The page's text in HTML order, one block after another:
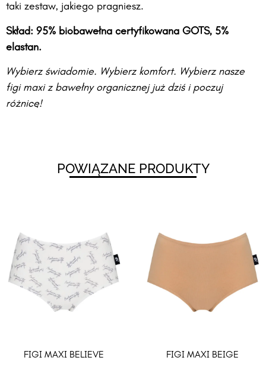
taki zestaw, jakiego pragniesz.
Skład: 95% biobawełna certyfikowana GOTS, 5%
elastan.
Wybierz świadomie. Wybierz komfort. Wybierz nasze
figi maxi z bawełny organicznej już dziś i poczuj
różnicę!
POWIĄZANE PRODUKTY
FIGI MAXI BELIEVE FIGI MAXI BEIGE